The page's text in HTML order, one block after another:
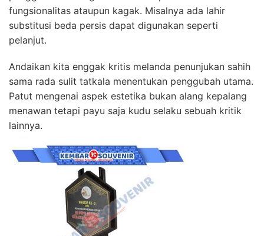
fungsionalitas ataupun kagak. Misalnya ada lahir
substitusi beda persis dapat digunakan seperti
pelanjut.
Andaikan kita enggak kritis melanda penunjukan sahih
sama rada sulit tatkala menentukan penggubah utama.
Patut mengenai aspek estetika bukan alang kepalang
menawan tetapi payu saja kudu selaku sebuah kritik
lainnya.